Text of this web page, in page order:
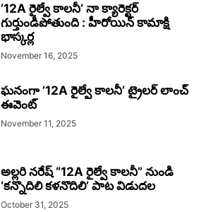
’12A రైల్వే కాలనీ’ నా క్యారెక్టర్
గుర్తుండిపోతుంది : హీరోయిన్ కామాక్షి
భాస్కర్ల
November 16, 2025
ఘనంగా ’12A రైల్వే కాలనీ’ ట్రైలర్ లాంచ్
ఈవెంట్
November 11, 2025
అల్లరి నరేష్ “12A రైల్వే కాలనీ” నుండి
‘కన్నొదిలి కళనొదిలి’ పాట విడుదల
October 31, 2025